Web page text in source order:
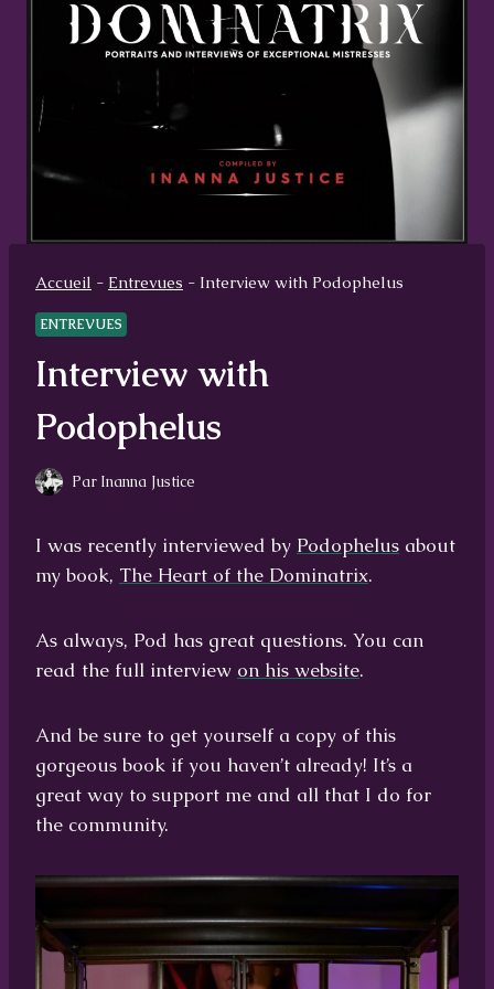
Accueil - Entrevues - Interview with Podophelus
ENTREVUES
Interview with
Podophelus
Par Inanna Justice
I was recently interviewed by Podophelus about
my book, The Heart of the Dominatrix.
As always, Pod has great questions. You can
read the full interview on his website.
And be sure to get yourself a copy of this
gorgeous book if you haven’t already! It’s a
great way to support me and all that I do for
the community.